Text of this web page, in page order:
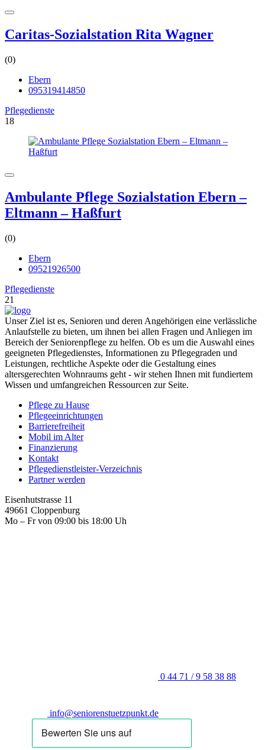
Caritas-Sozialstation Rita Wagner
(0)
Ebern
095319414850
Pflegedienste
18
Ambulante Pflege Sozialstation Ebern –
Eltmann – Haßfurt
(0)
Ebern
09521926500
Pflegedienste
21
Unser Ziel ist es, Senioren und deren Angehörigen eine verlässliche
Anlaufstelle zu bieten, um ihnen bei allen Fragen und Anliegen im
Bereich der Seniorenpflege zu helfen. Ob es um die Auswahl eines
geeigneten Pflegedienstes, Informationen zu Pflegegraden und
Leistungen, rechtliche Aspekte oder die Gestaltung eines
altersgerechten Wohnraums geht - wir stehen Ihnen mit fundiertem
Wissen und umfangreichen Ressourcen zur Seite.
Pflege zu Hause
Pflegeeinrichtungen
Barrierefreiheit
Mobil im Alter
Finanzierung
Kontakt
Pflegedienstleister-Verzeichnis
Partner werden
Eisenhutstrasse 11
49661 Cloppenburg
Mo – Fr von 09:00 bis 18:00 Uh
0 44 71 / 9 58 38 88
info@seniorenstuetzpunkt.de